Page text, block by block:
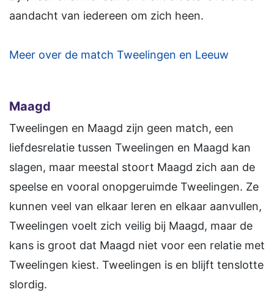
aandacht van iedereen om zich heen.
Meer over de match Tweelingen en Leeuw
Maagd
Tweelingen en Maagd zijn geen match, een
liefdesrelatie tussen Tweelingen en Maagd kan
slagen, maar meestal stoort Maagd zich aan de
speelse en vooral onopgeruimde Tweelingen. Ze
kunnen veel van elkaar leren en elkaar aanvullen,
Tweelingen voelt zich veilig bij Maagd, maar de
kans is groot dat Maagd niet voor een relatie met
Tweelingen kiest. Tweelingen is en blijft tenslotte
slordig.